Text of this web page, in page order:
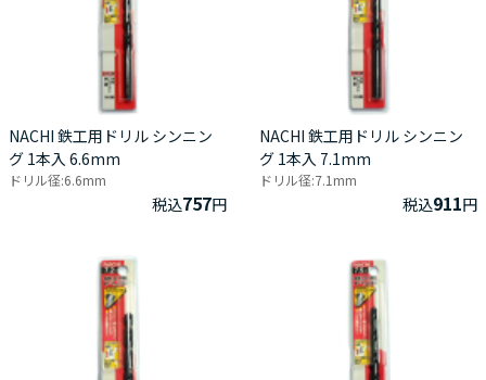
NACHI 鉄工用ドリル シンニン
グ 1本入 6.6mm
ドリル径:6.6mm
税込757円
NACHI 鉄工用ドリル シンニン
グ 1本入 7.1mm
ドリル径:7.1mm
税込911円